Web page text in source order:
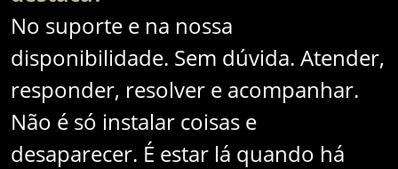
No suporte e na nossa
disponibilidade. Sem dúvida. Atender,
responder, resolver e acompanhar.
Não é só instalar coisas e
desaparecer. É estar lá quando há